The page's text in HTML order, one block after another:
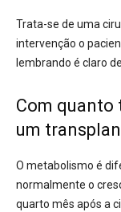
Trata-se de uma
intervenção o
lembrando é claro
Com quanto
um
O metabolismo é
normalmente o
quarto mês após a